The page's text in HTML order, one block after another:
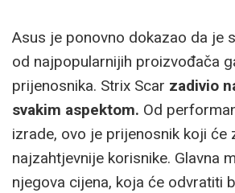
Asus je ponovno dokazao da je
od najpopularnijih proizvođača
prijenosnika. Strix Scar zadivio
svakim aspektom. Od
izrade, ovo je prijenosnik koji će
najzahtjevnije korisnike. Glavna
njegova cijena, koja će odvratiti